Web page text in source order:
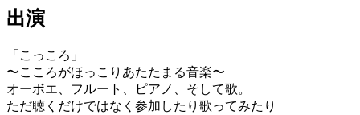
出演
「こっころ」
〜こころがほっこりあたたまる音楽〜
オーボエ、フルート、ピアノ、そして歌。
ただ聴くだけではなく参加したり歌ってみたり